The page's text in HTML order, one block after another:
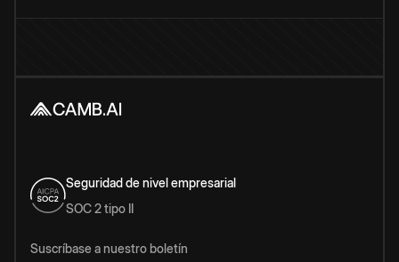
Seguridad de nivel empresarial
SOC 2 tipo II
Suscríbase a nuestro boletín